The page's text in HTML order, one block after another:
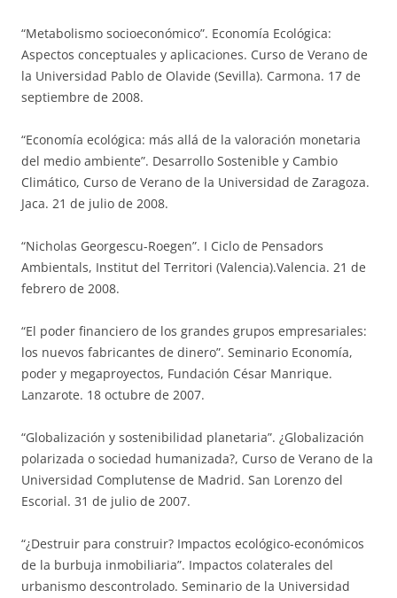
“Metabolismo socioeconómico”. Economía Ecológica:
Aspectos conceptuales y aplicaciones. Curso de Verano de
la Universidad Pablo de Olavide (Sevilla). Carmona. 17 de
septiembre de 2008.
“Economía ecológica: más allá de la valoración monetaria
del medio ambiente”. Desarrollo Sostenible y Cambio
Climático, Curso de Verano de la Universidad de Zaragoza.
Jaca. 21 de julio de 2008.
“Nicholas Georgescu-Roegen”. I Ciclo de Pensadors
Ambientals, Institut del Territori (Valencia).Valencia. 21 de
febrero de 2008.
“El poder financiero de los grandes grupos empresariales:
los nuevos fabricantes de dinero”. Seminario Economía,
poder y megaproyectos, Fundación César Manrique.
Lanzarote. 18 octubre de 2007.
“Globalización y sostenibilidad planetaria”. ¿Globalización
polarizada o sociedad humanizada?, Curso de Verano de la
Universidad Complutense de Madrid. San Lorenzo del
Escorial. 31 de julio de 2007.
“¿Destruir para construir? Impactos ecológico-económicos
de la burbuja inmobiliaria”. Impactos colaterales del
urbanismo descontrolado. Seminario de la Universidad